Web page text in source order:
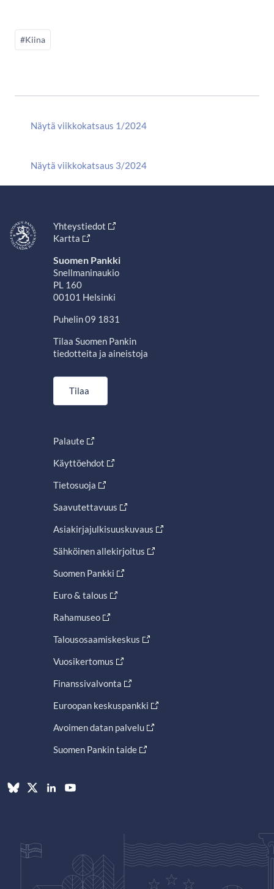
#Kiina
Näytä viikkokatsaus 1/2024
Näytä viikkokatsaus 3/2024
Yhteystiedot
Kartta
Suomen Pankki
Snellmaninaukio
PL 160
00101 Helsinki
Puhelin 09 1831
Tilaa Suomen Pankin
tiedotteita ja aineistoja
Tilaa
Palaute
Käyttöehdot
Tietosuoja
Saavutettavuus
Asiakirjajulkisuuskuvaus
Sähköinen allekirjoitus
Suomen Pankki
Euro & talous
Rahamuseo
Talousosaamiskeskus
Vuosikertomus
Finanssivalvonta
Euroopan keskuspankki
Avoimen datan palvelu
Suomen Pankin taide